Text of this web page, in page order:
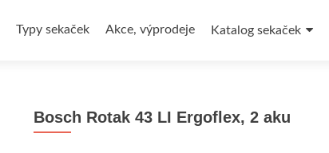
Typy sekaček Akce, výprodeje Katalog sekaček
Bosch Rotak 43 LI Ergoflex, 2 aku